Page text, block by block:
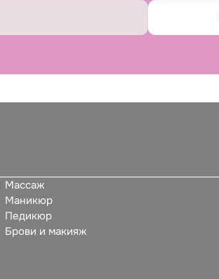
Массаж
Маникюр
Педикюр
Брови и макияж